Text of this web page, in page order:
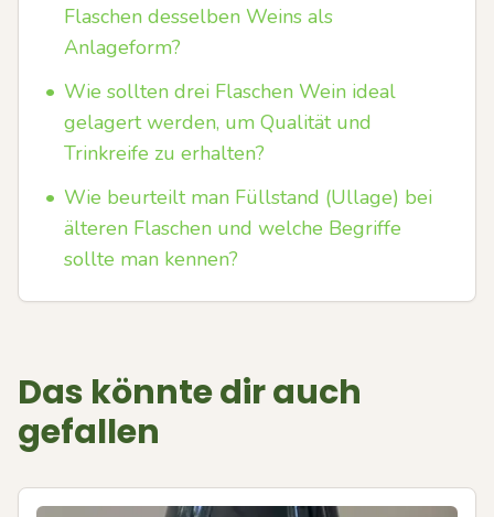
Flaschen desselben Weins als
Anlageform?
• Wie sollten drei Flaschen Wein ideal
gelagert werden, um Qualität und
Trinkreife zu erhalten?
• Wie beurteilt man Füllstand (Ullage) bei
älteren Flaschen und welche Begriffe
sollte man kennen?
Das könnte dir auch
gefallen